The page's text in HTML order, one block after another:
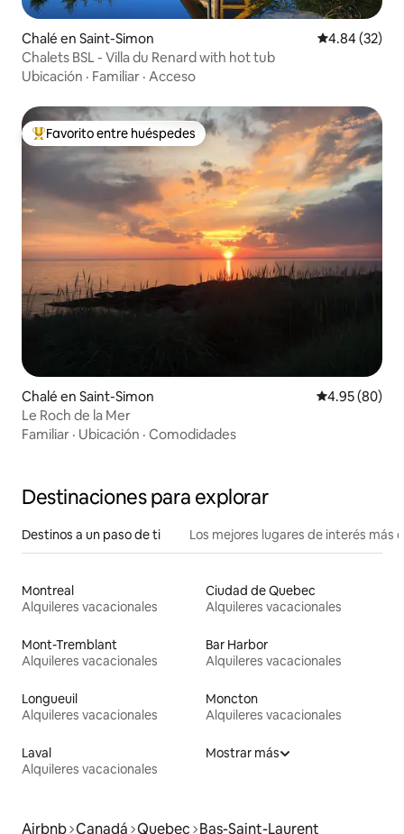
Chalé en Saint-Simon Calificación
4.84 (32)
Chalets BSL - Villa du Renard with hot tub
Ubicación · Familiar · Acceso
Favorito entre huéspedes preferido
Favorito entre huéspedes
Chalé en Saint-Simon Calificación
4.95 (80)
Le Roch de la Mer
Familiar · Ubicación · Comodidades
Destinaciones para explorar
Destinos a un paso de ti Los mejores lugares de interés más
Montreal
Alquileres vacacionales
Ciudad de Quebec
Alquileres vacacionales
Mont-Tremblant
Alquileres vacacionales
Bar Harbor
Alquileres vacacionales
Longueuil
Alquileres vacacionales
Moncton
Alquileres vacacionales
Laval
Alquileres vacacionales
Mostrar más
Airbnb Canadá Quebec Bas-Saint-Laurent